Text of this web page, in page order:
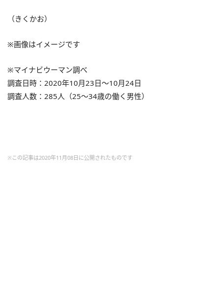
（きくかお）
※画像はイメージです
※マイナビウーマン調べ
調査日時：2020年10月23日～10月24日
調査人数：285人（25～34歳の働く男性）
※この記事は2020年11月08日に公開されたものです